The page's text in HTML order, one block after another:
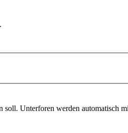
soll. Unterforen werden